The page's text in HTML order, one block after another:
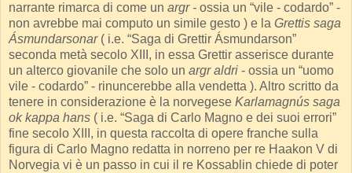
narrante rimarca di come un argr - ossia un “vile - codardo” -
non avrebbe mai computo un simile gesto ) e la Grettis saga
Ásmundarsonar( i.e. “Saga di Grettir Ásmundarson”
seconda metà secolo XIII, in essa Grettir asserisce durante
un alterco giovanile che solo un argr aldri - ossia un “uomo
vile - codardo” - rinuncerebbe alla vendetta ). Altro scritto da
tenere in considerazione è la norvegese Karlamagnús saga
ok kappa hans ( i.e. “Saga di Carlo Magno e dei suoi errori”
fine secolo XIII, in questa raccolta di opere franche sulla
figura di Carlo Magno redatta in norreno per re Haakon V di
Norvegia vi è un passo in cui il re Kossablin chiede di poter